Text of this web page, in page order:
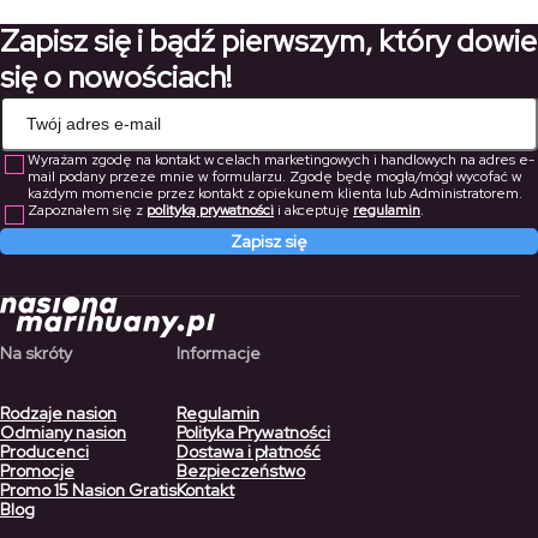
234,50 zł
Zapisz się i bądź pierwszym, który dowie
się o nowościach!
Wyrażam zgodę na kontakt w celach marketingowych i handlowych na adres e-
mail podany przeze mnie w formularzu. Zgodę będę mogła/mógł wycofać w
każdym momencie przez kontakt z opiekunem klienta lub Administratorem.
Zapoznałem się z polityką prywatnościi akceptuję regulamin.
Zapisz się
Na skróty
Rodzaje nasion
Odmiany nasion
Producenci
Promocje
Promo 15 Nasion Gratis
Blog
Informacje
Regulamin
Polityka Prywatności
Dostawa i płatność
Bezpieczeństwo
Kontakt